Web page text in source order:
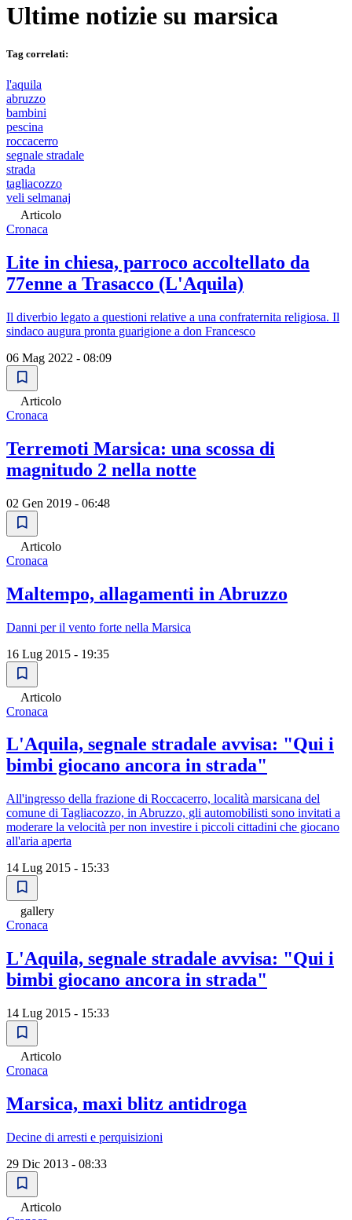
Ultime notizie su marsica
Tag correlati:
l'aquila
abruzzo
bambini
pescina
roccacerro
segnale stradale
strada
tagliacozzo
veli selmanaj
Articolo
Cronaca
Lite in chiesa, parroco accoltellato da
77enne a Trasacco (L'Aquila)
Il diverbio legato a questioni relative a una confraternita religiosa. Il
sindaco augura pronta guarigione a don Francesco
06 Mag 2022 - 08:09
Articolo
Cronaca
Terremoti Marsica: una scossa di
magnitudo 2 nella notte
02 Gen 2019 - 06:48
Articolo
Cronaca
Maltempo, allagamenti in Abruzzo
Danni per il vento forte nella Marsica
16 Lug 2015 - 19:35
Articolo
Cronaca
L'Aquila, segnale stradale avvisa: "Qui i
bimbi giocano ancora in strada"
All'ingresso della frazione di Roccacerro, località marsicana del
comune di Tagliacozzo, in Abruzzo, gli automobilisti sono invitati a
moderare la velocità per non investire i piccoli cittadini che giocano
all'aria aperta
14 Lug 2015 - 15:33
gallery
Cronaca
L'Aquila, segnale stradale avvisa: "Qui i
bimbi giocano ancora in strada"
14 Lug 2015 - 15:33
Articolo
Cronaca
Marsica, maxi blitz antidroga
Decine di arresti e perquisizioni
29 Dic 2013 - 08:33
Articolo